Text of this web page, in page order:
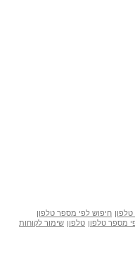
חיפוש לפי מספר טלפון
מספר טלפון טלפון שימור לקוחות